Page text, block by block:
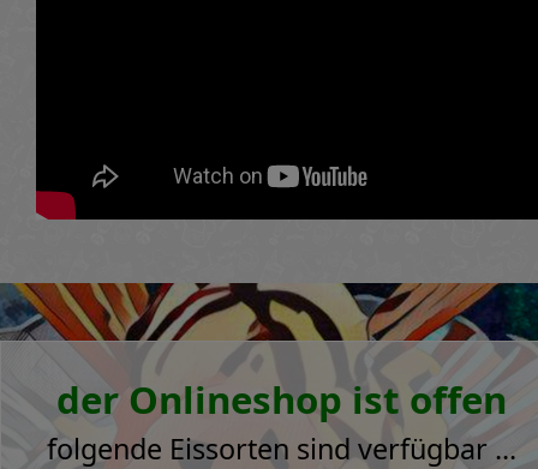
der Onlineshop ist offen
folgende Eissorten sind verfügbar ...